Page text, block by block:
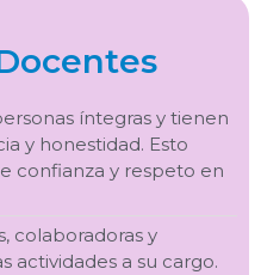
íntegras y tienen
y honestidad. Esto
confianza y respeto en
colaboradoras y
actividades a su cargo.